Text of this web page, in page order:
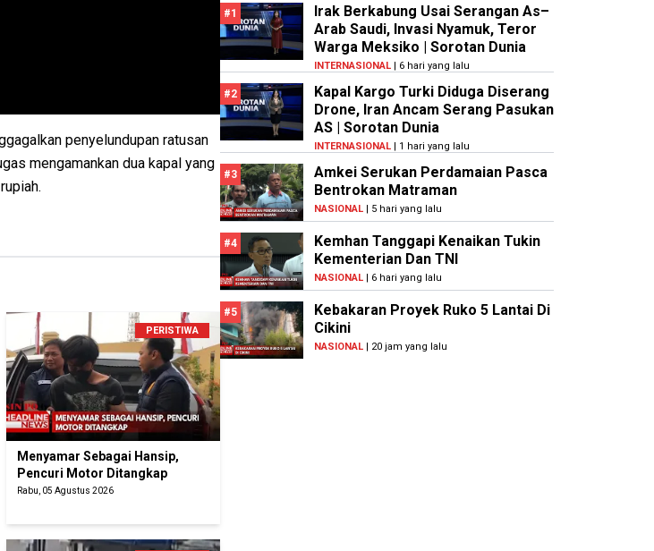
penyelundupan ratusan
mengamankan dua kapal yang
PERISTIWA
Menyamar Sebagai Hansip,
Pencuri Motor Ditangkap
Rabu, 05 Agustus 2026
#1
Irak Berkabung Usai Serangan As–
Arab Saudi, Invasi Nyamuk, Teror
Warga Meksiko | Sorotan Dunia
INTERNASIONAL| 6 hari yang lalu
#2
Kapal Kargo Turki Diduga Diserang
Drone, Iran Ancam Serang Pasukan
AS | Sorotan Dunia
INTERNASIONAL| 1 hari yang lalu
#3
Amkei Serukan Perdamaian Pasca
Bentrokan Matraman
NASIONAL| 5 hari yang lalu
#4
Kemhan Tanggapi Kenaikan Tukin
Kementerian Dan TNI
NASIONAL| 6 hari yang lalu
#5
Kebakaran Proyek Ruko 5 Lantai Di
Cikini
NASIONAL| 20 jam yang lalu